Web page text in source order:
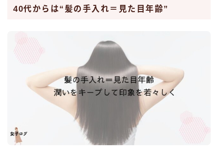
40代からは“髪の手入れ＝見た目年齢”